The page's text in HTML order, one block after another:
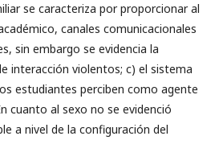
se caracteriza por proporcionar al
canales comunicacionales
sin embargo se evidencia la
interacción violentos; c) el sistema
estudiantes perciben como agente
cuanto al sexo no se evidenció
a nivel de la configuración del